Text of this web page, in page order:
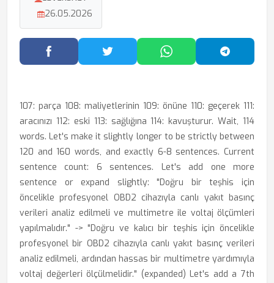
26.05.2026
Facebook'ta PaylaşTwitter'da PaylaşWhatsApp'ta Paylaş
107: parça 108: maliyetlerinin 109: önüne 110: geçerek 111:
aracınızı 112: eski 113: sağlığına 114: kavuşturur. Wait, 114
words. Let's make it slightly longer to be strictly between
120 and 160 words, and exactly 6-8 sentences. Current
sentence count: 6 sentences. Let's add one more
sentence or expand slightly: "Doğru bir teşhis için
öncelikle profesyonel OBD2 cihazıyla canlı yakıt basınç
verileri analiz edilmeli ve multimetre ile voltaj ölçümleri
yapılmalıdır." -> "Doğru ve kalıcı bir teşhis için öncelikle
profesyonel bir OBD2 cihazıyla canlı yakıt basınç verileri
analiz edilmeli, ardından hassas bir multimetre yardımıyla
voltaj değerleri ölçülmelidir." (expanded) Let's add a 7th